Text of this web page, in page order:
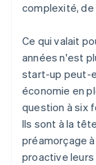
complexité, de
Ce qui valait
années n'est
start-up peut-
économie en
question à six
Ils sont à la
préamorçage
proactive